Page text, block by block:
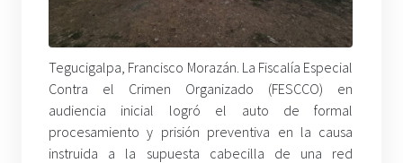
Tegucigalpa, Francisco Morazán. La Fiscalía Especial
Contra el Crimen Organizado (FESCCO) en
audiencia inicial logró el auto de formal
procesamiento y prisión preventiva en la causa
instruida a la supuesta cabecilla de una red